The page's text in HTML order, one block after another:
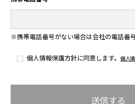
※携帯電話番号がない場合は会社の電話番
個人情報保護方針に同意します。 個人